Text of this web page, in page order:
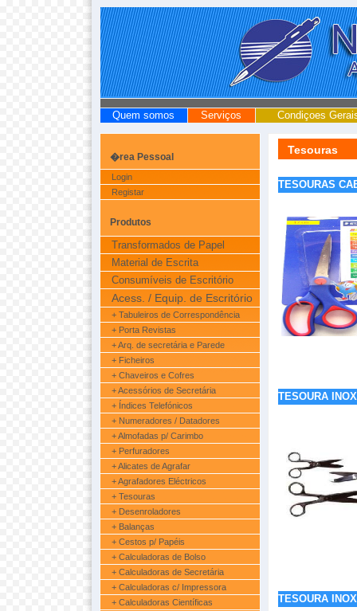
Quem somos Serviços Condiçoes
Tesouras
TESOURAS
TESOURA
TESOURA
�rea Pessoal
Login
Registar
Produtos
Transformados de Papel
Material de Escrita
Consumíveis de Escritório
Acess. / Equip. de Escritório
+ Tabuleiros de Correspondência
+ Porta Revistas
+ Arq. de secretária e Parede
+ Ficheiros
+ Chaveiros e Cofres
+ Acessórios de Secretária
+ Índices Telefónicos
+ Numeradores / Datadores
+ Almofadas p/ Carimbo
+ Perfuradores
+ Alicates de Agrafar
+ Agrafadores Eléctricos
+ Tesouras
+ Desenroladores
+ Balanças
+ Cestos p/ Papéis
+ Calculadoras de Bolso
+ Calculadoras de Secretária
+ Calculadoras c/ Impressora
+ Calculadoras Científicas